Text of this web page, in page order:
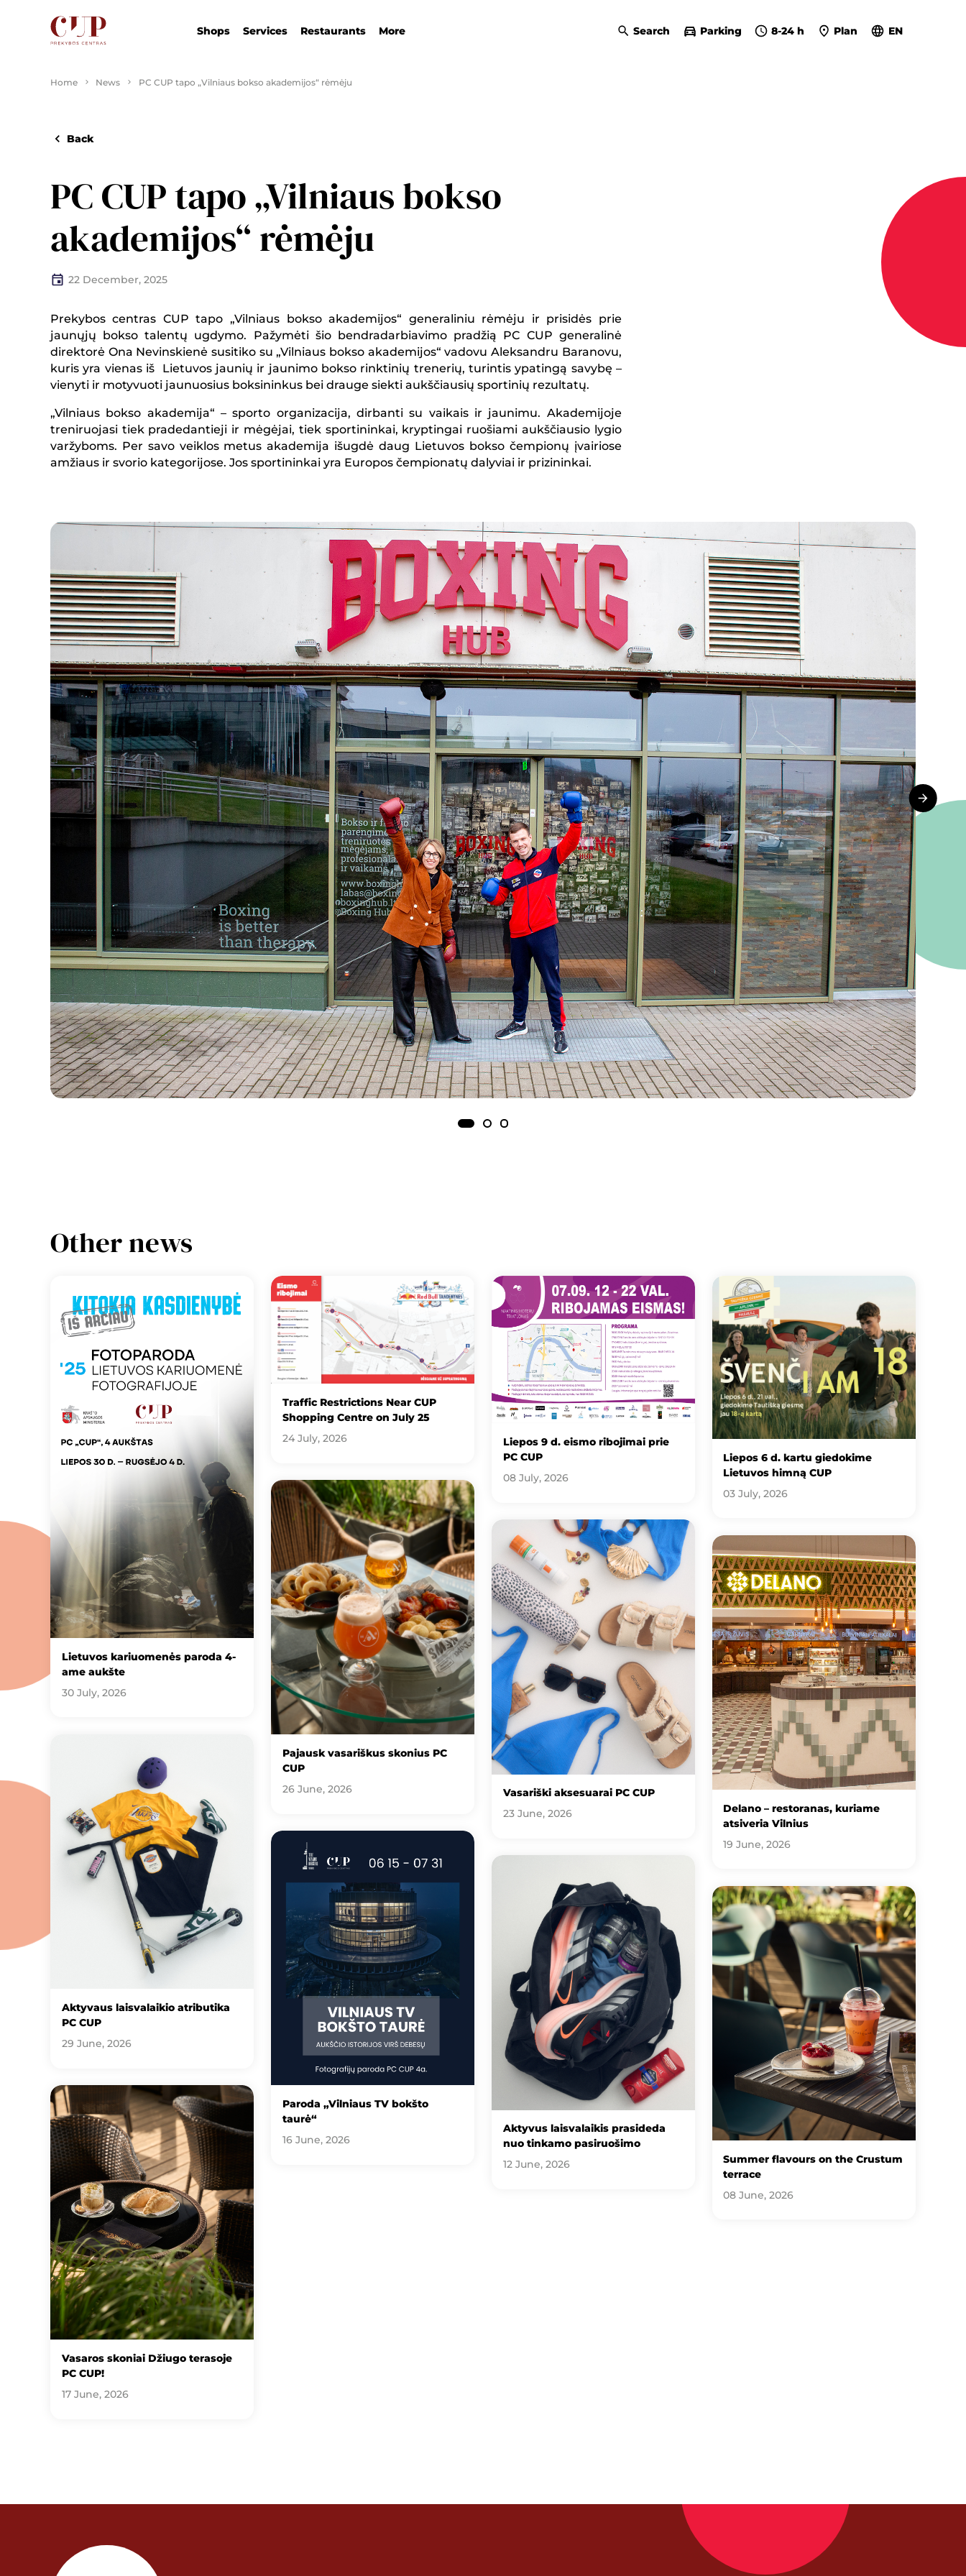
Shops Services Restaurants More Search Parking 8-24 h Plan EN
Home News PC CUP tapo „Vilniaus bokso akademijos“ rėmėju
Back
PC CUP tapo „Vilniaus bokso
akademijos“ rėmėju
22 December, 2025
Prekybos centras CUP tapo „Vilniaus bokso akademijos“ generaliniu rėmėju ir prisidės prie
jaunųjų bokso talentų ugdymo. Pažymėti šio bendradarbiavimo pradžią PC CUP generalinė
direktorė Ona Nevinskienė susitiko su „Vilniaus bokso akademijos“ vadovu Aleksandru Baranovu,
kuris yra vienas iš Lietuvos jaunių ir jaunimo bokso rinktinių trenerių, turintis ypatingą savybę –
vienyti ir motyvuoti jaunuosius boksininkus bei drauge siekti aukščiausių sportinių rezultatų.
„Vilniaus bokso akademija“ – sporto organizacija, dirbanti su vaikais ir jaunimu. Akademijoje
treniruojasi tiek pradedantieji ir mėgėjai, tiek sportininkai, kryptingai ruošiami aukščiausio lygio
varžyboms. Per savo veiklos metus akademija išugdė daug Lietuvos bokso čempionų įvairiose
amžiaus ir svorio kategorijose. Jos sportininkai yra Europos čempionatų dalyviai ir prizininkai.
Other news
Lietuvos kariuomenės paroda 4-
ame aukšte
30 July, 2026
Traffic Restrictions Near CUP
Shopping Centre on July 25
24 July, 2026
Liepos 9 d. eismo ribojimai prie
PC CUP
08 July, 2026
Liepos 6 d. kartu giedokime
Lietuvos himną CUP
03 July, 2026
Aktyvaus laisvalaikio atributika
PC CUP
29 June, 2026
Pajausk vasariškus skonius PC
CUP
26 June, 2026
Vasariški aksesuarai PC CUP
23 June, 2026
Delano – restoranas, kuriame
atsiveria Vilnius
19 June, 2026
Vasaros skoniai Džiugo terasoje
PC CUP!
17 June, 2026
Paroda „Vilniaus TV bokšto
taurė“
16 June, 2026
Aktyvus laisvalaikis prasideda
nuo tinkamo pasiruošimo
12 June, 2026
Summer flavours on the Crustum
terrace
08 June, 2026